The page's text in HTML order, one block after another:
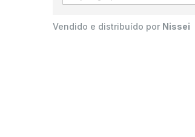
Vendido e distribuído por Nissei